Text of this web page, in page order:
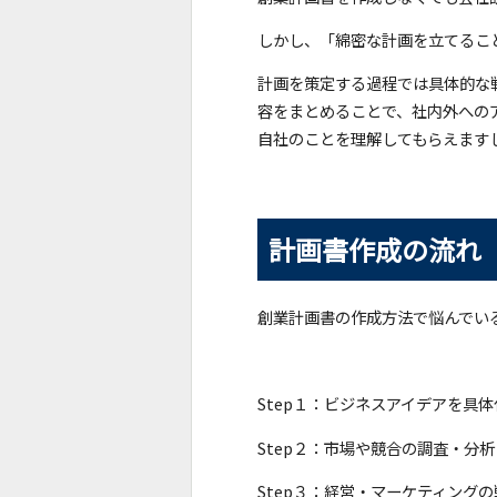
しかし、「綿密な計画を立てる
計画を策定する過程では具体的
容をまとめることで、社内外へ
自社のことを理解してもらえま
計画書作成の流れ
創業計画書の作成方法で悩んで
Step１：ビジネスアイデアを具
Step２：市場や競合の調査・分析
Step３：経営・マーケティング